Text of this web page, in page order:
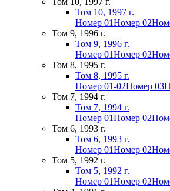
Том 10, 1997 г.
Номер 01Номер 02
Том 9, 1996 г.
Том 9, 1996 г.
Номер 01Номер 02
Том 8, 1995 г.
Том 8, 1995 г.
Номер 01-02Номер 03
Том 7, 1994 г.
Том 7, 1994 г.
Номер 01Номер 02
Том 6, 1993 г.
Том 6, 1993 г.
Номер 01Номер 02
Том 5, 1992 г.
Том 5, 1992 г.
Номер 01Номер 02